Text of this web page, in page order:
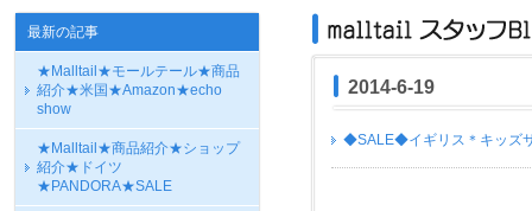
最新の記事
★Malltail★モールテール★商品
紹介★米国★Amazon★echo
show
★Malltail★商品紹介★ショップ
紹介★ドイツ
★PANDORA★SALE
2014-6-19
◆SALE◆イギリス＊キッズ